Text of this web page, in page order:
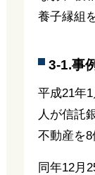
養子縁組
3-1.事
平成21年
人が信託
不動産を8
同年12月